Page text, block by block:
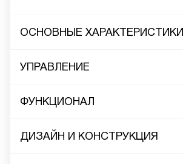
ОСНОВНЫЕ ХАРАКТЕРИСТИКИ
УПРАВЛЕНИЕ
ФУНКЦИОНАЛ
ДИЗАЙН И КОНСТРУКЦИЯ